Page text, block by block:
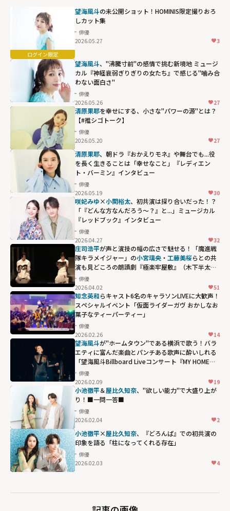
望海風斗の未公開ショット！HOMINIS限定撮りおろ
しカット集
俳優
2026.05.27
3
望海風斗、"沸騰寸前"の感情で挑む新境地 ミュージ
カル『神経衰弱ぎりぎりの女たち』で感じる"噛み合
わない面白さ"
俳優
2026.05.26
27
清原果耶を幸せにする、小さな"パワーの源"とは？
【#推シゴトーク】
俳優
2026.05.20
27
清原果耶、朝ドラ『おかえりモネ』や舞台でも...役
を長く生きることは「幸せなこと」『レディエン
ト・バーミン』インタビュー
俳優
2026.05.19
30
咲妃みゆ×小関裕太、初共演は探り合いだった！？
「『どんな方なんだろう〜？』と...」ミュージカル
『レッドブック』インタビュー
俳優
2026.04.27
32
庄司浩平が声と演技の幅の広さで魅せる！「魔進戦
隊キラメイジャー」の小宮璃央 ・ 工藤美桜らとの共
演も見どころの朗讀劇『極楽牢屋敷』（木下半太版
四谷怪談） 8月20日「みせかけ」
俳優
2026.04.02
51
知念英和らキャスト6名のキャラソンLIVEに大歓声！
スペシャルイベント「仮面ライダーガヴ おかしなお
菓子なティーパーティー」
俳優
2026.02.26
14
望海風斗が"ホームタウン"である横浜で歌う！バラ
エティに富んだ楽曲とパンチある歌声に酔いしれる
「望海風斗Billboard Liveコンサート『MY HOME
TOWN』」
俳優
2026.02.09
19
小池徹平＆屋比久知奈、"欲しい能力"で大盛り上が
り！■一問一答■
俳優
2026.02.04
2
小池徹平×屋比久知奈、『どろんぱ』での初共演の
印象を語る「柱になってくれる存在」
俳優
2026.02.03
4